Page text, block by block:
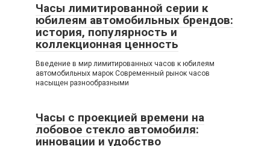
Часы лимитированной серии к
юбилеям автомобильных брендов:
история, популярность и
коллекционная ценность
Введение в мир лимитированных часов к юбилеям
автомобильных марок Современный рынок часов
насыщен разнообразными
Часы с проекцией времени на
лобовое стекло автомобиля:
инновации и удобство